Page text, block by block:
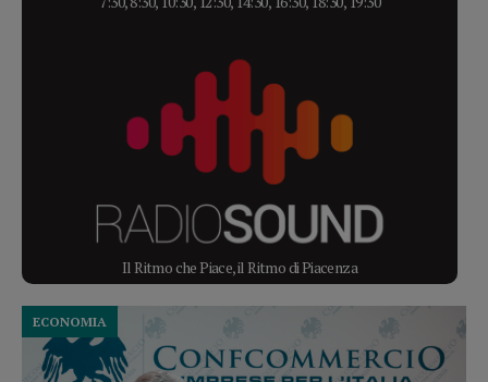
Il Ritmo che Piace, il Ritmo di Piacenza
ECONOMIA